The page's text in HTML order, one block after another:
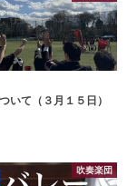
いて（３月１５日）
吹奏楽団